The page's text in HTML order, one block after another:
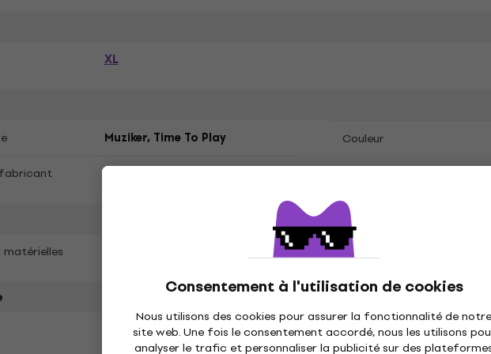
Consentement à l'utilisation de cookies
Nous utilisons des cookies pour assurer la fonctionnalité de notre
site web. Une fois le consentement accordé, nous les utilisons
analyser le trafic et personnaliser la publicité sur des
XL
Muziker, Time To Play Couleur
fabricant Blue
Coton (70 %), Polyester (30 %)
Chine